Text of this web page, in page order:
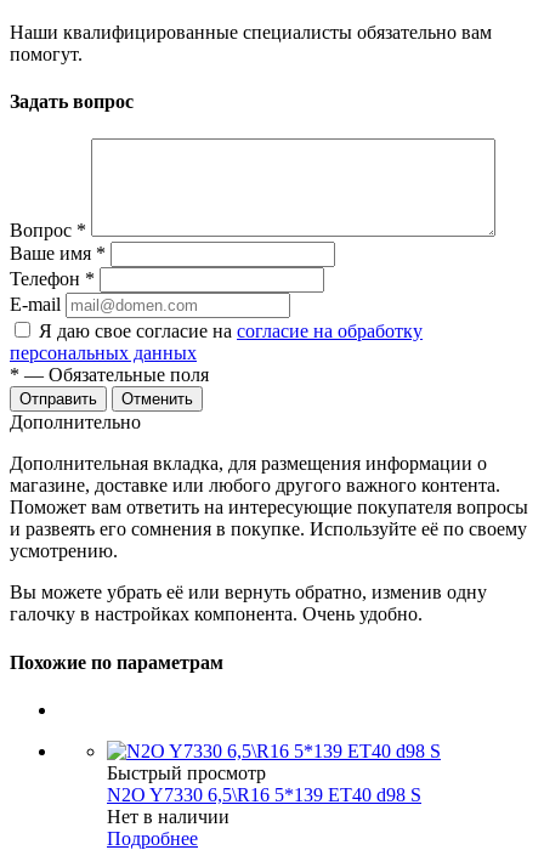
Наши квалифицированные специалисты обязательно вам
помогут.
Задать вопрос
Вопрос *
Ваше имя *
Телефон *
E-mail
Я даю свое согласие на согласие на обработку
персональных данных
* — Обязательные поля
Отменить
Дополнительно
Дополнительная вкладка, для размещения информации о
магазине, доставке или любого другого важного контента.
Поможет вам ответить на интересующие покупателя вопросы
и развеять его сомнения в покупке. Используйте её по своему
усмотрению.
Вы можете убрать её или вернуть обратно, изменив одну
галочку в настройках компонента. Очень удобно.
Похожие по параметрам
Быстрый просмотр
N2O Y7330 6,5\R16 5*139 ET40 d98 S
Нет в наличии
Подробнее